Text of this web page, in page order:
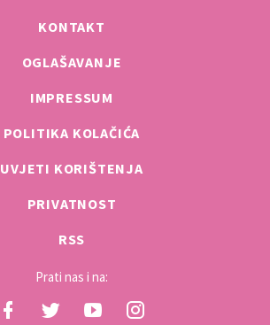
KONTAKT
OGLAŠAVANJE
IMPRESSUM
POLITIKA KOLAČIĆA
UVJETI KORIŠTENJA
PRIVATNOST
RSS
Prati nas i na: